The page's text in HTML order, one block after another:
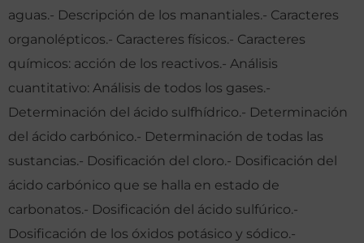
aguas.- Descripción de los manantiales.- Caracteres
organolépticos.- Caracteres físicos.- Caracteres
químicos: acción de los reactivos.- Análisis
cuantitativo: Análisis de todos los gases.-
Determinación del ácido sulfhídrico.- Determinación
del ácido carbónico.- Determinación de todas las
sustancias.- Dosificación del cloro.- Dosificación del
ácido carbónico que se halla en estado de
carbonatos.- Dosificación del ácido sulfúrico.-
Dosificación de los óxidos potásico y sódico.-